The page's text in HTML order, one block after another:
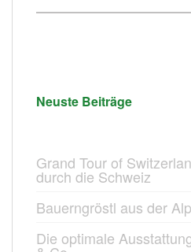
Neuste Beiträge
Grand Tour of
durch die Schweiz
Bauerngröstl aus der
Die optimale